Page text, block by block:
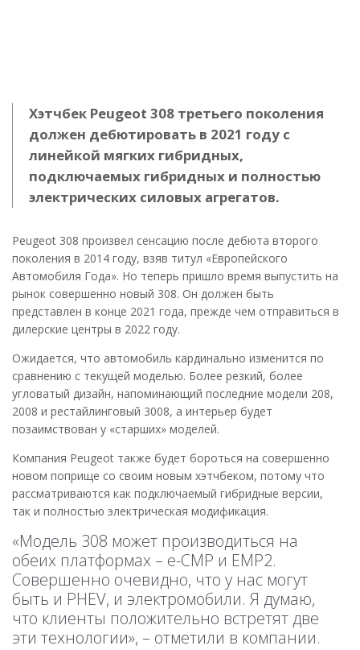
Хэтчбек Peugeot 308 третьего поколения
должен дебютировать в 2021 году с
линейкой мягких гибридных,
подключаемых гибридных и полностью
электрических силовых агрегатов.
Peugeot 308 произвел сенсацию после дебюта второго
поколения в 2014 году, взяв титул «Европейского
Автомобиля Года». Но теперь пришло время выпустить на
рынок совершенно новый 308. Он должен быть
представлен в конце 2021 года, прежде чем отправиться в
дилерские центры в 2022 году.
Ожидается, что автомобиль кардинально изменится по
сравнению с текущей моделью. Более резкий, более
угловатый дизайн, напоминающий последние модели 208,
2008 и рестайлинговый 3008, а интерьер будет
позаимствован у «старших» моделей.
Компания Peugeot также будет бороться на совершенно
новом поприще со своим новым хэтчбеком, потому что
рассматриваются как подключаемый гибридные версии,
так и полностью электрическая модификация.
«Модель 308 может производиться на
обеих платформах – e-CMP и EMP2.
Совершенно очевидно, что у нас могут
быть и PHEV, и электромобили. Я думаю,
что клиенты положительно встретят две
эти технологии», – отметили в компании.